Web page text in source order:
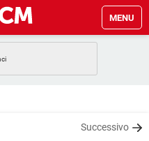
MENU
Successivo